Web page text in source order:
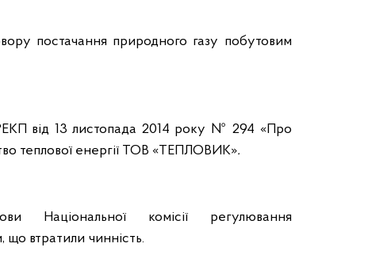
постачання природного газу побутовим
від 13 листопада 2014 року № 294 «Про
теплової енергії ТОВ «ТЕПЛОВИК».
Національної комісії регулювання
що втратили чинність.